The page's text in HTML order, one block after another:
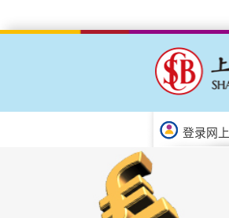
登录网